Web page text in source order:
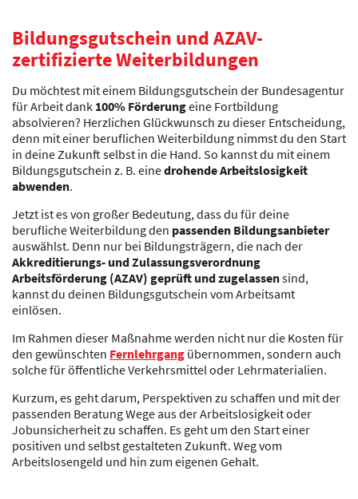
Bildungsgutschein und AZAV-
zertifizierte Weiterbildungen
Du möchtest mit einem Bildungsgutschein der Bundesagentur
für Arbeit dank 100% Förderungeine Fortbildung
absolvieren? Herzlichen Glückwunsch zu dieser Entscheidung,
denn mit einer beruflichen Weiterbildung nimmst du den Start
in deine Zukunft selbst in die Hand. So kannst du mit einem
Bildungsgutschein z. B. einedrohende Arbeitslosigkeit
abwenden.
Jetzt ist es von großer Bedeutung, dass du für deine
berufliche Weiterbildung den passenden Bildungsanbieter
auswählst. Denn nur bei Bildungsträgern, die nach der
Akkreditierungs- und Zulassungsverordnung
Arbeitsförderung (AZAV) geprüft und zugelassensind,
kannst du deinen Bildungsgutschein vom Arbeitsamt
einlösen.
Im Rahmen dieser Maßnahme werden nicht nur die Kosten für
den gewünschten Fernlehrgang übernommen, sondern auch
solche für öffentliche Verkehrsmittel oder Lehrmaterialien.
Kurzum, es geht darum, Perspektiven zu schaffen und mit der
passenden Beratung Wege aus der Arbeitslosigkeit oder
Jobunsicherheit zu schaffen. Es geht um den Start einer
positiven und selbst gestalteten Zukunft. Weg vom
Arbeitslosengeld und hin zum eigenen Gehalt.